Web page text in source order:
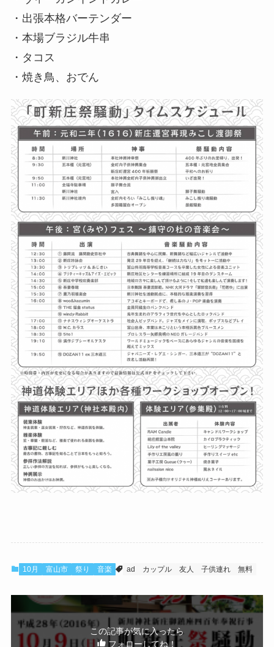
・出張本格バーテンダー
・本場ブラジル牛串
・タコス
・焼き鳥、おでん
10月 富山市 祭り 音楽 ad カップル 友人 子供連れ 無料
この記事が気に入ったら
フォローしてね！